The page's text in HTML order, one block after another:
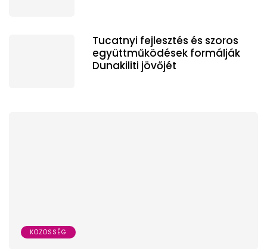
Tucatnyi fejlesztés és szoros
együttműködések formálják
Dunakiliti jövőjét
KÖZÖSSÉG